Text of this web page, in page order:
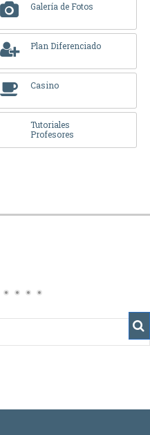
Galería de Fotos
Plan Diferenciado
Casino
Tutoriales
Profesores